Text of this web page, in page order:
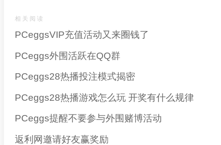
相关阅读
PCeggsVIP充值活动又来圈钱了
PCeggs外围活跃在QQ群
PCeggs28热播投注模式揭密
PCeggs28热播游戏怎么玩 开奖有什么规律
PCeggs提醒不要参与外围赌博活动
返利网邀请好友赢奖励